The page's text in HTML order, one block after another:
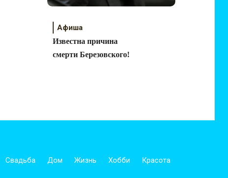
Афиша
Известна причина
смерти Березовского!
Свадьба Дом Жизнь Хобби Красота